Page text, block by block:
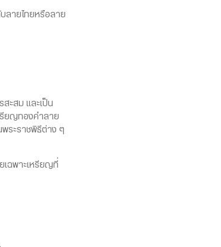
ายไทยหรือลาย
ะสม และเป็น
รียญทองคำลาย
ระราชพิธีต่าง ๆ
เฉพาะเหรียญที่